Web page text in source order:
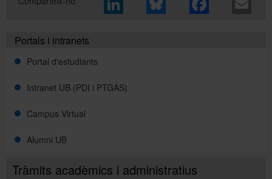
Tràmits acadèmics i administratius
Portals i intranets
Portal d'estudiants
Intranet UB (PDI i PTGAS)
Campus Virtual
Alumni UB